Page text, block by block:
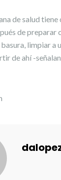
de salud tiene
de preparar
limpiar a
de ahí -